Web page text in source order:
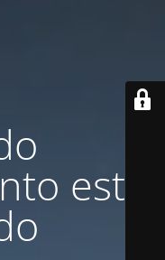
está